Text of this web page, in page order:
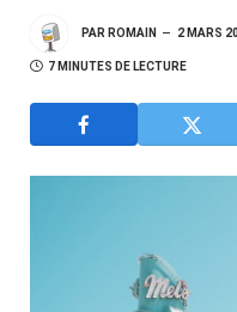
PAR ROMAIN 2 MARS
7 MINUTES DE LECTURE